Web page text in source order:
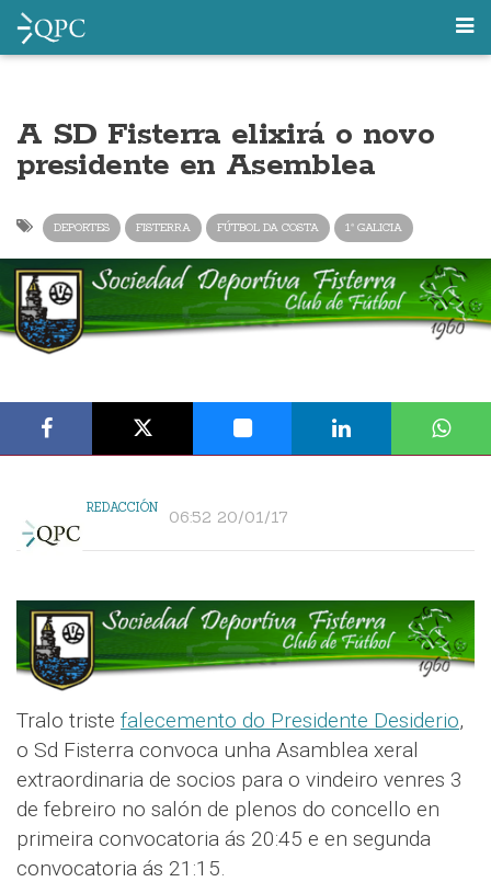
A SD Fisterra elixirá o novo
presidente en Asemblea
DEPORTES FISTERRA FÚTBOL DA COSTA 1ª GALICIA
REDACCIÓN 06:52 20/01/17
Tralo triste falecemento do Presidente Desiderio,
o Sd Fisterra convoca unha Asamblea xeral
extraordinaria de socios para o vindeiro venres 3
de febreiro no salón de plenos do concello en
primeira convocatoria ás 20:45 e en segunda
convocatoria ás 21:15.